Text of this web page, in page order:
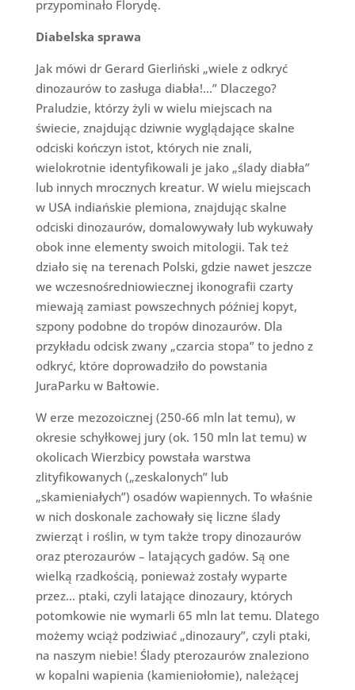
przypominało Florydę.
Diabelska sprawa
Jak mówi dr Gerard Gierliński „wiele z odkryć
dinozaurów to zasługa diabła!…” Dlaczego?
Praludzie, którzy żyli w wielu miejscach na
świecie, znajdując dziwnie wyglądające skalne
odciski kończyn istot, których nie znali,
wielokrotnie identyfikowali je jako „ślady diabła”
lub innych mrocznych kreatur. W wielu miejscach
w USA indiańskie plemiona, znajdując skalne
odciski dinozaurów, domalowywały lub wykuwały
obok inne elementy swoich mitologii. Tak też
działo się na terenach Polski, gdzie nawet jeszcze
we wczesnośredniowiecznej ikonografii czarty
miewają zamiast powszechnych później kopyt,
szpony podobne do tropów dinozaurów. Dla
przykładu odcisk zwany „czarcia stopa” to jedno z
odkryć, które doprowadziło do powstania
JuraParku w Bałtowie.
W erze mezozoicznej (250-66 mln lat temu), w
okresie schyłkowej jury (ok. 150 mln lat temu) w
okolicach Wierzbicy powstała warstwa
zlityfikowanych („zeskalonych” lub
„skamieniałych”) osadów wapiennych. To właśnie
w nich doskonale zachowały się liczne ślady
zwierząt i roślin, w tym także tropy dinozaurów
oraz pterozaurów – latających gadów. Są one
wielką rzadkością, ponieważ zostały wyparte
przez… ptaki, czyli latające dinozaury, których
potomkowie nie wymarli 65 mln lat temu. Dlatego
możemy wciąż podziwiać „dinozaury”, czyli ptaki,
na naszym niebie! Ślady pterozaurów znaleziono
w kopalni wapienia (kamieniołomie), należącej